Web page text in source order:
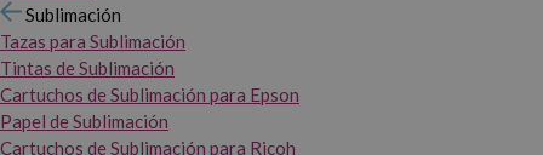
Sublimación
Tazas para Sublimación
Tintas de Sublimación
Cartuchos de Sublimación para Epson
Papel de Sublimación
Cartuchos de Sublimación para Ricoh